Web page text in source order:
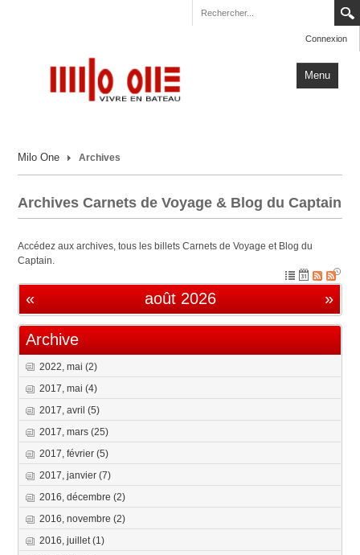
Connexion
Menu
Carnets de Voyage
Actualités
Plus
Milo One Archives
Archives Carnets de Voyage & Blog du Captain
Accédez aux archives, tous les billets Carnets de Voyage et Blog du
Captain.
« août 2026 »
Archive
2022, mai(2)
2017, mai(4)
2017, avril(5)
2017, mars(25)
2017, février(5)
2017, janvier(7)
2016, décembre(2)
2016, novembre(2)
2016, juillet(1)